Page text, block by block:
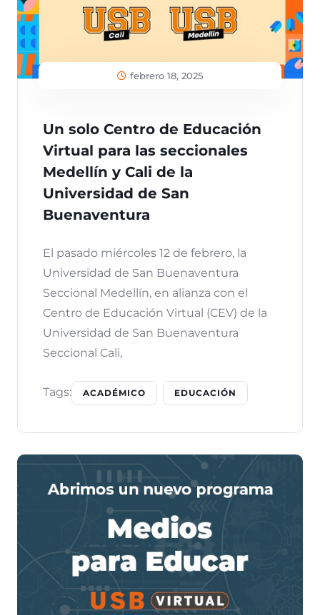
febrero 18, 2025
Un solo Centro de Educación
Virtual para las seccionales
Medellín y Cali de la
Universidad de San
Buenaventura
El pasado miércoles 12 de febrero, la
Universidad de San Buenaventura
Seccional Medellín, en alianza con el
Centro de Educación Virtual (CEV) de la
Universidad de San Buenaventura
Seccional Cali,
Tags: ACADÉMICO EDUCACIÓN